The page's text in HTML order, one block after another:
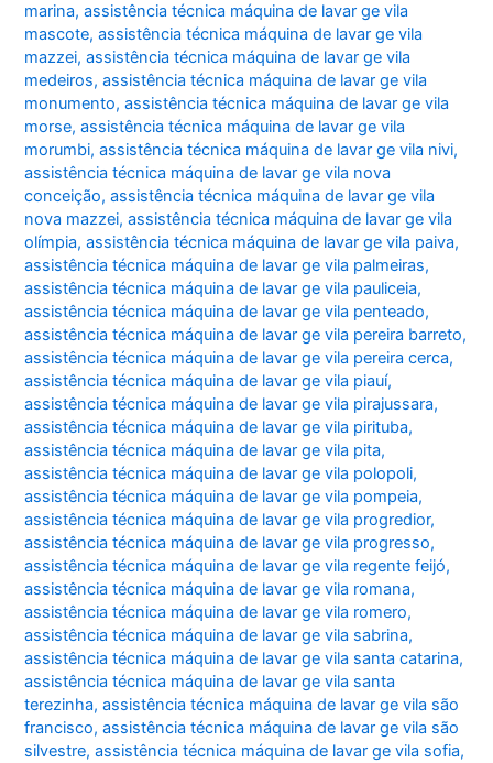
marina,assistência técnica máquina de lavar ge vila
mascote,assistência técnica máquina de lavar ge vila
mazzei,assistência técnica máquina de lavar ge vila
medeiros,assistência técnica máquina de lavar ge vila
monumento,assistência técnica máquina de lavar ge vila
morse,assistência técnica máquina de lavar ge vila
morumbi,assistência técnica máquina de lavar ge vila nivi,
assistência técnica máquina de lavar ge vila nova
conceição,assistência técnica máquina de lavar ge vila
nova mazzei,assistência técnica máquina de lavar ge vila
olímpia,assistência técnica máquina de lavar ge vila paiva,
assistência técnica máquina de lavar ge vila palmeiras,
assistência técnica máquina de lavar ge vila pauliceia,
assistência técnica máquina de lavar ge vila penteado,
assistência técnica máquina de lavar ge vila pereira barreto,
assistência técnica máquina de lavar ge vila pereira cerca,
assistência técnica máquina de lavar ge vila piauí,
assistência técnica máquina de lavar ge vila pirajussara,
assistência técnica máquina de lavar ge vila pirituba,
assistência técnica máquina de lavar ge vila pita,
assistência técnica máquina de lavar ge vila polopoli,
assistência técnica máquina de lavar ge vila pompeia,
assistência técnica máquina de lavar ge vila progredior,
assistência técnica máquina de lavar ge vila progresso,
assistência técnica máquina de lavar ge vila regente feijó,
assistência técnica máquina de lavar ge vila romana,
assistência técnica máquina de lavar ge vila romero,
assistência técnica máquina de lavar ge vila sabrina,
assistência técnica máquina de lavar ge vila santa catarina,
assistência técnica máquina de lavar ge vila santa
terezinha,assistência técnica máquina de lavar ge vila são
francisco,assistência técnica máquina de lavar ge vila são
silvestre,assistência técnica máquina de lavar ge vila sofia,